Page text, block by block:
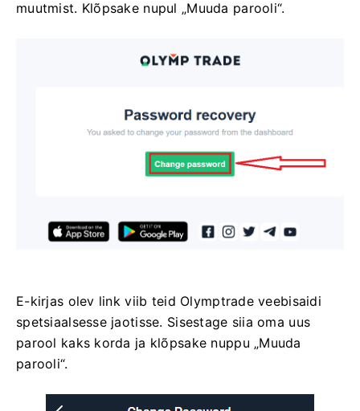
muutmist. Klõpsake nupul „Muuda parooli“.
E-kirjas olev link viib teid Olymptrade veebisaidi
spetsiaalsesse jaotisse. Sisestage siia oma uus
parool kaks korda ja klõpsake nuppu „Muuda
parooli“.